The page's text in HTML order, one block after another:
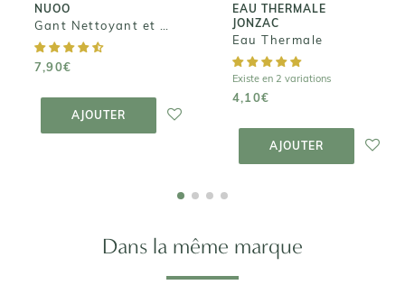
NUOO
7,90€
AJOUTER
PANIER
EAU THERMALE
JONZAC
Eau Thermale
Existe en 2 variations
4,10€
AJOUTER
PANIER
Dans la même marque